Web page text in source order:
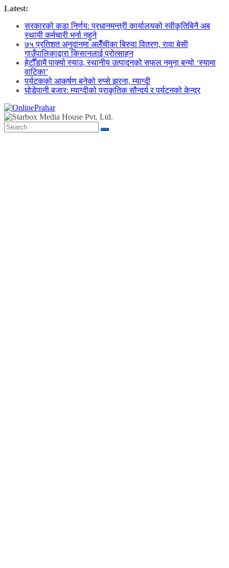
Skip
content
Latest:
सरकारको कडा निर्णय: प्रधानमन्त्री कार्यालयको स्वीकृतिबिनै अब
स्थायी कर्मचारी भर्ना नहुने
७५ प्रतिशत अनुदानमा अलैँचीका बिरुवा वितरण, रावा बेसी
गाउँपालिकाद्वारा किसानलाई प्रोत्साहन
हेटौँडामै पाक्यो स्याउ, स्थानीय उत्पादनको सफल नमुना बन्यो ‘स्यामा
वाटिका’
पर्यटकको आकर्षण बनेको रुप्से झरना, म्याग्दी
घोडेपानी बजार: म्याग्दीको प्राकृतिक सौन्दर्य र पर्यटनको केन्द्र